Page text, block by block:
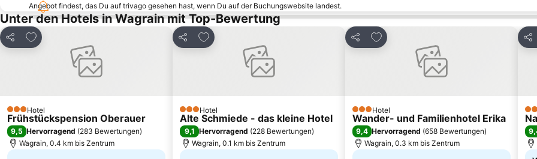
Angebot findest, das Du auf trivago gesehen hast, wenn Du auf der Buchungswebsite landest.
Unter den Hotels in Wagrain mit Top-Bewertung
Teilen
Zu Favoriten hinzufügen
3 Sterne
Hotel
Frühstückspension Oberauer
9,5 Hervorragend (283 Bewertungen)
Wagrain, 0.4 km bis Zentrum
Teilen
Zu Favoriten hinzufügen
3 Sterne
Hotel
Alte Schmiede - das kleine Hotel
9,1 Hervorragend (228 Bewertungen)
Wagrain, 0.1 km bis Zentrum
Teilen
Zu Favoriten hinzufügen
3 Sterne
Hotel
Wander- und Familienhotel Erika
9,4 Hervorragend (658 Bewertungen)
Wagrain, 0.3 km bis Zentrum
4